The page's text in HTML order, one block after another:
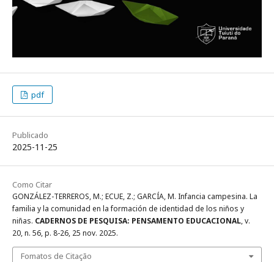
pdf
Publicado
2025-11-25
Como Citar
GONZÁLEZ-TERREROS, M.; ECUE, Z.; GARCÍA, M. Infancia campesina. La
familia y la comunidad en la formación de identidad de los niños y
niñas. CADERNOS DE PESQUISA: PENSAMENTO EDUCACIONAL, v.
20, n. 56, p. 8-26, 25 nov. 2025.
Fomatos de Citação